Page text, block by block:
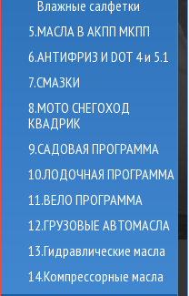
Влажные салфетки
5.МАСЛА В АКПП МКПП
6.АНТИФРИЗ И DOT 4 и 5.1
7.СМАЗКИ
8.МОТО СНЕГОХОД
КВАДРИК
9.САДОВАЯ ПРОГРАММА
10.ЛОДОЧНАЯ ПРОГРАММА
11.ВЕЛО ПРОГРАММА
12.ГРУЗОВЫЕ АВТОМАСЛА
13.Гидравлические масла
14.Компрессорные масла